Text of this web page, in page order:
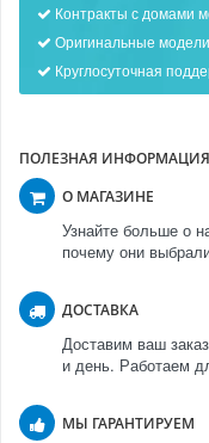
Контракты с домами
Оригинальные модели
Круглосуточная
ПОЛЕЗНАЯ ИНФОРМАЦИЯ
О МАГАЗИНЕ
Узнайте больше о
почему они
ДОСТАВКА
Доставим ваш
и день. Работаем
МЫ ГАРАНТИРУЕМ